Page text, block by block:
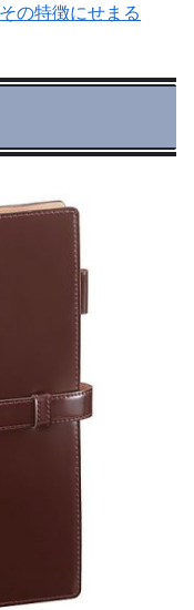
の特徴にせまる